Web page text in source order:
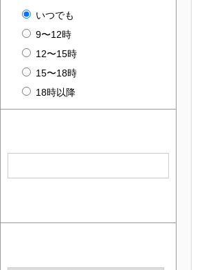
いつでも
9〜12時
12〜15時
15〜18時
18時以降